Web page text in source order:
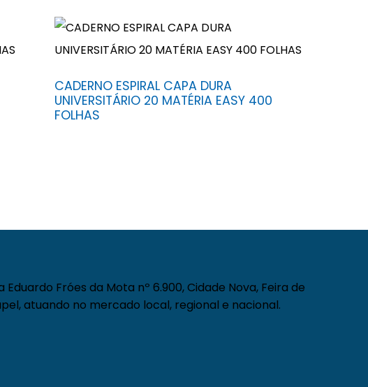
CADERNO ESPIRAL CAPA DURA
UNIVERSITÁRIO 20 MATÉRIA EASY 400
FOLHAS
Fróes da Mota nº 6.900, Cidade Nova, Feira de
atuando no mercado local, regional e nacional.